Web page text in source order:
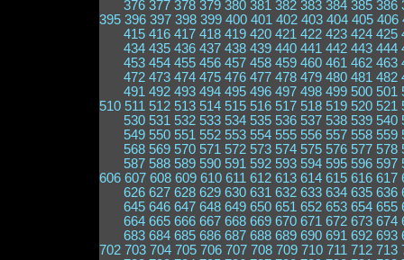
376 377 378 379 380 381 382 383 384 385 386
395 396 397 398 399 400 401 402 403 404 405 406
415 416 417 418 419 420 421 422 423 424 425
434 435 436 437 438 439 440 441 442 443 444
453 454 455 456 457 458 459 460 461 462 463
472 473 474 475 476 477 478 479 480 481 482
491 492 493 494 495 496 497 498 499 500 501
510 511 512 513 514 515 516 517 518 519 520 521
530 531 532 533 534 535 536 537 538 539 540
549 550 551 552 553 554 555 556 557 558 559
568 569 570 571 572 573 574 575 576 577 578
587 588 589 590 591 592 593 594 595 596 597
606 607 608 609 610 611 612 613 614 615 616 617
626 627 628 629 630 631 632 633 634 635 636
645 646 647 648 649 650 651 652 653 654 655
664 665 666 667 668 669 670 671 672 673 674
683 684 685 686 687 688 689 690 691 692 693
702 703 704 705 706 707 708 709 710 711 712 713